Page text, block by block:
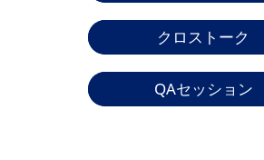
クロストーク
QAセッション